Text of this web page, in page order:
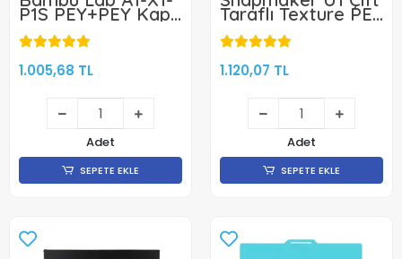
P1S PEY+PEY Kaplı
Yay Çeliği
Manyetik Tabla -
Yüzlü
1.005,68 TL
Adet
SEPETE EKLE
Taraflı Texture PEI
Tabla 270x270mm
-Klon
1.120,07 TL
Adet
SEPETE EKLE